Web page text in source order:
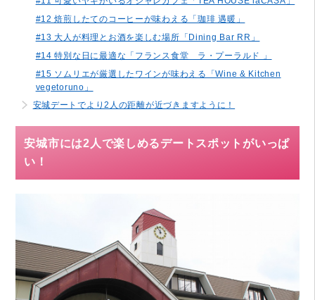
#12 焙煎したてのコーヒーが味わえる「珈琲 遇暖」
#13 大人が料理とお酒を楽しむ場所「Dining Bar RR」
#14 特別な日に最適な「フランス食堂 ラ・プーラルド 」
#15 ソムリエが厳選したワインが味わえる「Wine & Kitchen
vegetoruno」
安城デートでより2人の距離が近づきますように！
安城市には2人で楽しめるデートスポットがいっぱ
い！